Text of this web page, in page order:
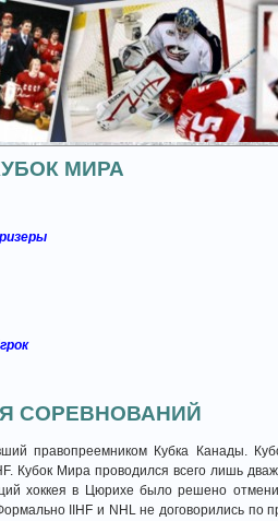
МИРА
СОРЕВНОВАНИЙ
Кубка Канады.
Кубок Мира проводился всего лишь
хоккея в Цюрихе было решено
IIHF и NHL не договорились по